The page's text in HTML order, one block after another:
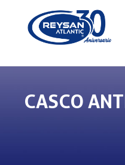
CASCO